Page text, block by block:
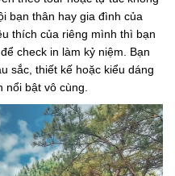
bạn thân hay gia đình của
thích của riêng mình thì bạn
check in làm kỷ niệm. Bạn
sắc, thiết kế hoặc kiểu dáng
bật vô cùng.